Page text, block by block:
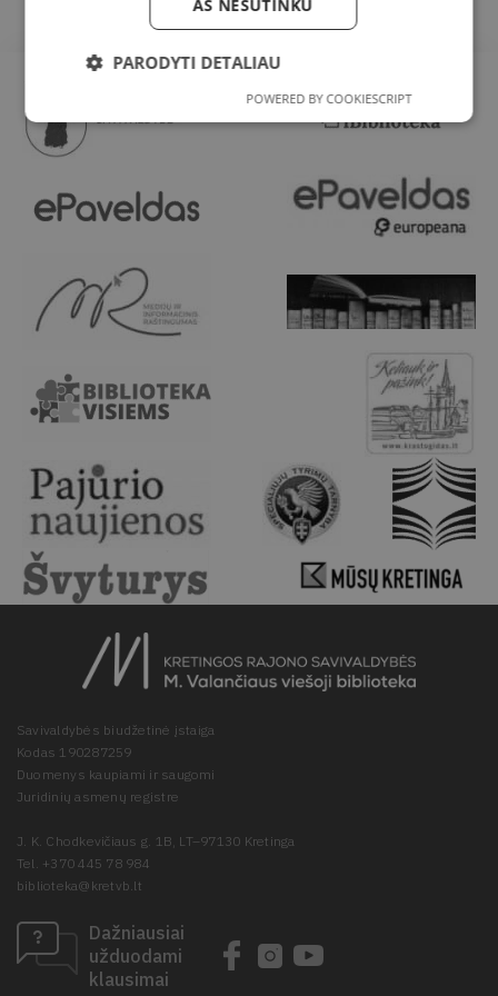
Savivaldybės biudžetinė įstaiga
Kodas 190287259
Duomenys kaupiami ir saugomi
Juridinių asmenų registre
J. K. Chodkevičiaus g. 1B, LT–97130 Kretinga
Tel. +370 445 78 984
biblioteka@kretvb.lt
Dažniausiai
užduodami
klausimai
AŠ NESUTINKU
PARODYTI DETALIAU
POWERED BY COOKIESCRIPT